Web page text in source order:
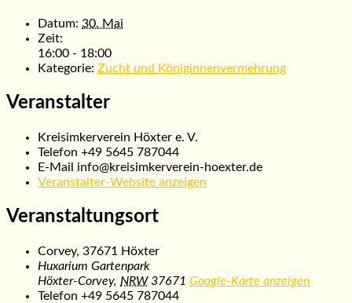
Datum: 30. Mai
Zeit:
16:00 - 18:00
Kategorie: Zucht und Königinnenvermehrung
Veranstalter
Kreisimkerverein Höxter e. V.
Telefon +49 5645 787044
E-Mail info@kreisimkerverein-hoexter.de
Veranstalter-Website anzeigen
Veranstaltungsort
Corvey, 37671 Höxter
Huxarium Gartenpark
Höxter-Corvey, NRW 37671 Google-Karte anzeigen
Telefon +49 5645 787044